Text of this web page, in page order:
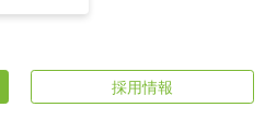
採用情報